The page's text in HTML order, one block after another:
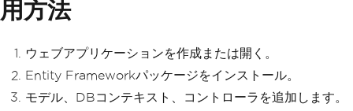
用方法
ウェブアプリケーションを作成または開く。
Entity Frameworkパッケージをインストール。
モデル、DBコンテキスト、コントローラを追加します。